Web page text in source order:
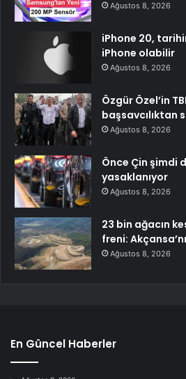
Ağustos 8, 2026
iPhone 20,
iPhone olabilir
Ağustos 8, 2026
Özgür Özel’in
başsavcılıktan
Ağustos 8, 2026
Önce Çin şimdi
yasaklanıyor
Ağustos 8, 2026
23 bin ağacın
freni:
Ağustos 8, 2026
En Güncel Haberler